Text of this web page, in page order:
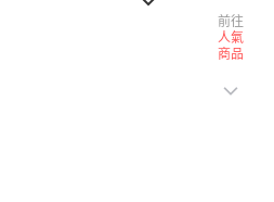
前往
人氣
商品